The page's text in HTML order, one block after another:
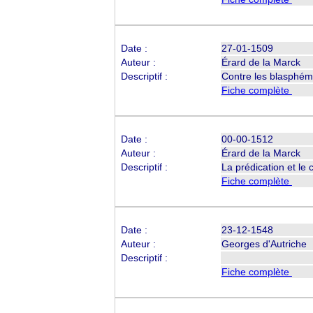
Date :
27-01-1509
Auteur :
Érard de la Marck
Descriptif :
Contre les
Fiche complète
Date :
00-00-1512
Auteur :
Érard de la Marck
Descriptif :
La prédication et le
Fiche complète
Date :
23-12-1548
Auteur :
Georges d'Autriche
Descriptif :
Fiche complète